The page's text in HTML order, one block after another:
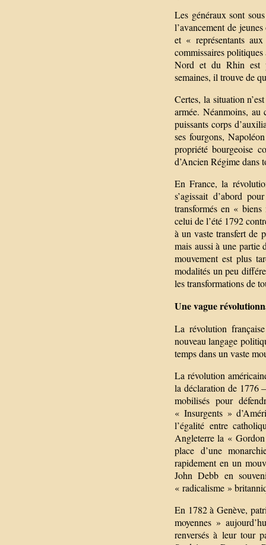
Les généraux sont
l’avancement de
et « représentants
commissaires
Nord et du Rhin est
semaines, il trouve de
Certes, la situation
armée. Néanmoins, au
puissants corps
ses fourgons,
propriété bourgeoise
d’Ancien Régime dans
En France, la
s’agissait d’abord
transformés en «
celui de l’été 1792
à un vaste transfert de
mais aussi à une
mouvement est plus
modalités un peu
les transformations de
Une vague
La révolution
nouveau langage
temps dans un vaste
La révolution
la déclaration de 1776
mobilisés pour
« Insurgents »
l’égalité entre
Angleterre la «
place d’une
rapidement en un
John Debb en
« radicalisme »
En 1782 à Genève,
moyennes »
renversés à leur tour